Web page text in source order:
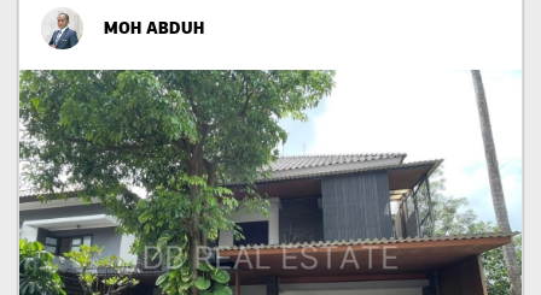
MOH ABDUH